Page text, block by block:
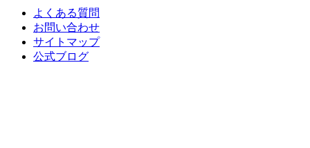
よくある質問
お問い合わせ
サイトマップ
公式ブログ